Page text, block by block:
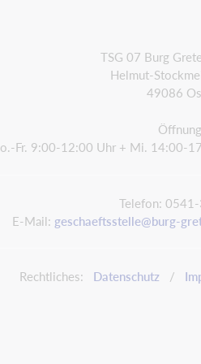
TSG 07 Burg
Helmut-
49086
Fr. 9:00-12:00 Uhr + Mi. 14:00-
Telefon:
E-Mail: geschaeftsstelle@burg-
Rechtliches: Datenschutz /